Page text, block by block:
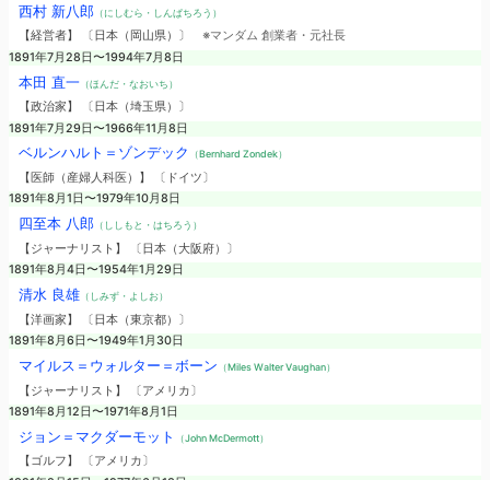
西村 新八郎（にしむら・しんぱちろう）
【経営者】 〔日本（岡山県）〕 ※マンダム 創業者・元社長
1891年7月28日〜1994年7月8日
本田 直一（ほんだ・なおいち）
【政治家】 〔日本（埼玉県）〕
1891年7月29日〜1966年11月8日
ベルンハルト＝ゾンデック （Bernhard Zondek）
【医師（産婦人科医）】 〔ドイツ〕
1891年8月1日〜1979年10月8日
四至本 八郎（ししもと・はちろう）
【ジャーナリスト】 〔日本（大阪府）〕
1891年8月4日〜1954年1月29日
清水 良雄（しみず・よしお）
【洋画家】 〔日本（東京都）〕
1891年8月6日〜1949年1月30日
マイルス＝ウォルター＝ボーン （Miles Walter Vaughan）
【ジャーナリスト】 〔アメリカ〕
1891年8月12日〜1971年8月1日
ジョン＝マクダーモット （John McDermott）
【ゴルフ】 〔アメリカ〕